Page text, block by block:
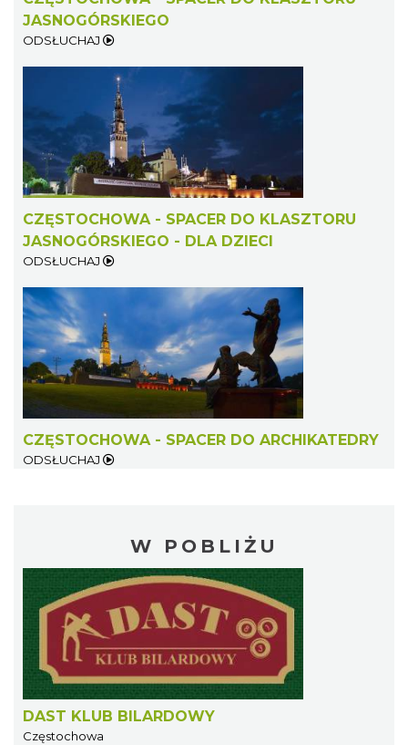
JASNOGÓRSKIEGO
ODSŁUCHAJ
CZĘSTOCHOWA - SPACER DO KLASZTORU
JASNOGÓRSKIEGO - DLA DZIECI
ODSŁUCHAJ
CZĘSTOCHOWA - SPACER DO ARCHIKATEDRY
ODSŁUCHAJ
W POBLIŻU
DAST KLUB BILARDOWY
Częstochowa